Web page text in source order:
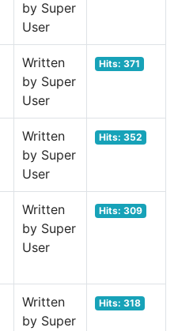
by Super
User
Written
by Super
User
Hits: 371
Written
by Super
User
Hits: 352
Written
by Super
User
Hits: 309
Written
by Super
Hits: 318